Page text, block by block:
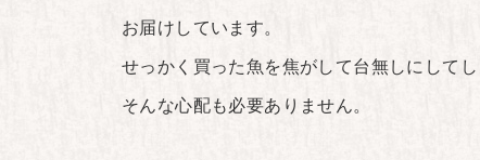
お届けしています。
せっかく買った魚を焦がして台無しにして
そんな心配も必要ありません。